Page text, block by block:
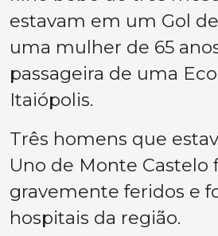
estavam em um Gol
uma mulher de 65
passageira de uma
Itaiópolis.
Três homens que
Uno de Monte Castelo
gravemente feridos e
hospitais da região.